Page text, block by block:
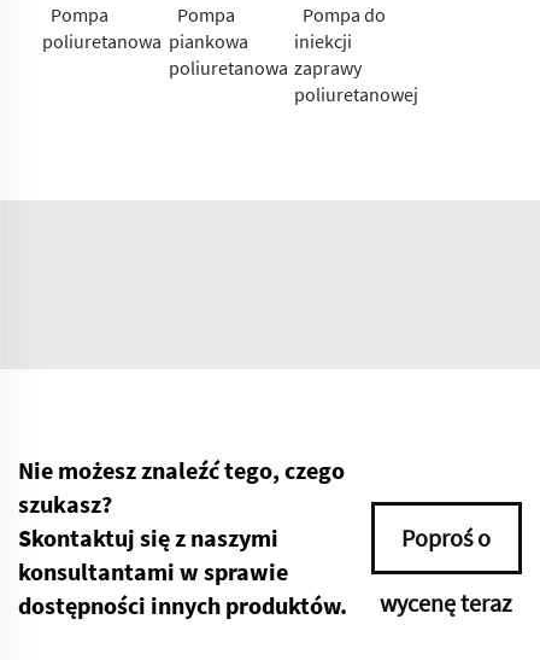
Pompa
poliuretanowa
Pompa
piankowa
poliuretanowa
Pompa do
iniekcji
zaprawy
poliuretanowej
Nie możesz znaleźć tego, czego
szukasz?
Skontaktuj się z naszymi
konsultantami w sprawie
dostępności innych produktów.
Poproś o
wycenę teraz